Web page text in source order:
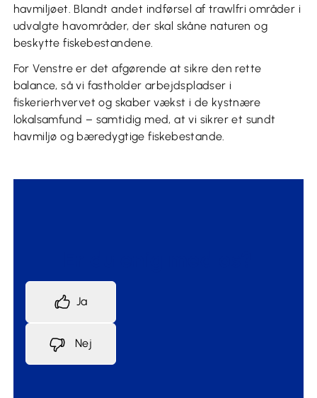
havmiljøet. Blandt andet indførsel af trawlfri områder i
udvalgte havområder, der skal skåne naturen og
beskytte fiskebestandene.
For Venstre er det afgørende at sikre den rette
balance, så vi fastholder arbejdspladser i
fiskerierhvervet og skaber vækst i de kystnære
lokalsamfund – samtidig med, at vi sikrer et sundt
havmiljø og bæredygtige fiskebestande.
Ja
Nej